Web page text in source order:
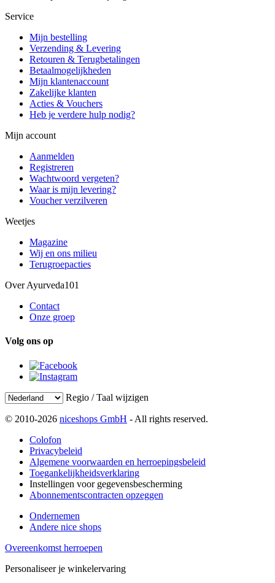
Service
Mijn bestelling
Verzending & Levering
Retouren & Terugbetalingen
Betaalmogelijkheden
Mijn klantenaccount
Zakelijke klanten
Acties & Vouchers
Heb je verdere hulp nodig?
Mijn account
Aanmelden
Registreren
Wachtwoord vergeten?
Waar is mijn levering?
Voucher verzilveren
Weetjes
Magazine
Wij en ons milieu
Terugroepacties
Over Ayurveda101
Contact
Onze groep
Volg ons op
Regio / Taal wijzigen
© 2010-2026 niceshops GmbH - All rights reserved.
Colofon
Privacybeleid
Algemene voorwaarden en herroepingsbeleid
Toegankelijkheidsverklaring
Instellingen voor gegevensbescherming
Abonnementscontracten opzeggen
Ondernemen
Andere nice shops
Overeenkomst herroepen
Personaliseer je winkelervaring